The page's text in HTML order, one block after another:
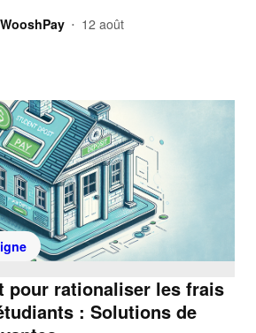
• 12 août
pour rationaliser les frais
: Solutions de